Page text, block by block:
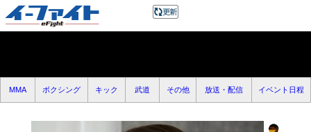
MMA ボクシング キック 武道 その他 放送・配信 イベント日程